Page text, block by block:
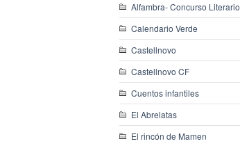
Alfambra- Concurso Literario
Calendario Verde
Castellnovo
Castellnovo CF
Cuentos infantiles
El Abrelatas
El rincón de Mamen